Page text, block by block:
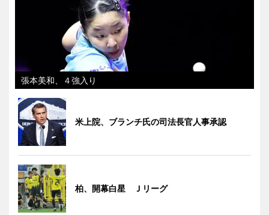
張本美和、４強入り
米上院、ブランチ氏の司法長官人事承認
柏、開幕白星 Ｊリーグ